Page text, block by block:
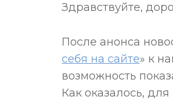
Здравствуйте,
После анонса
себя на сайте» к
возможность
Как оказалось,